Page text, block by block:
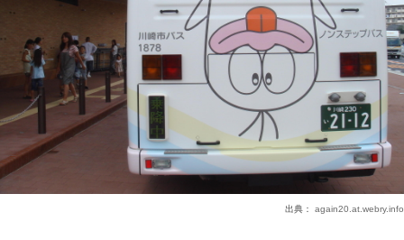
出典： again20.at.webry.info